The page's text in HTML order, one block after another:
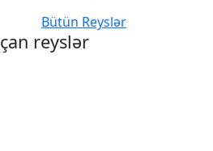
Bütün Reyslər
reyslər